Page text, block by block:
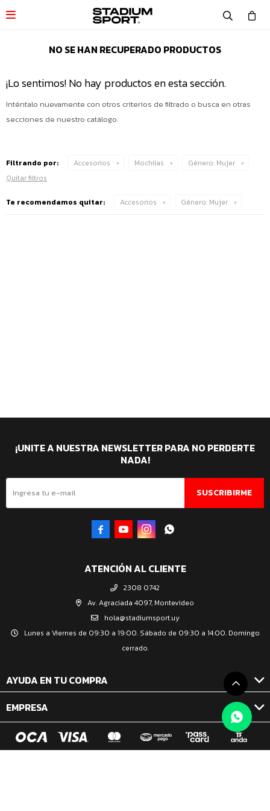

NO SE HAN RECUPERADO PRODUCTOS
¡Lo sentimos! No hay productos en esta sección.
Inténtalo nuevamente con otros criterios de filtrado o busca en otras
secciones de nuestro catálogo.
Filtrando por: Accesorios Mochilas Género: Mujer
Quitar filtros
Te recomendamos quitar: Accesorios Género: Mujer
ATENCIÓN AL CLIENTE
2308 0742
Av. Agraciada 4097, Montevideo
hola@stadiumsport.uy
Lunes a Viernes de 09:30 a 19:00. Sábado de 09:30 a 14:00. Domingo
cerrado.
AYUDA EN TU COMPRA
EMPRESA
¡UNITE A NUESTRA NEWSLETTER PARA NO PERDERTE
NADA!
SUSCRIBIRME
   